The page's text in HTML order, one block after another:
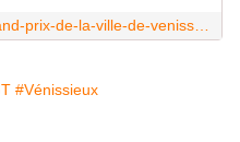
#Vénissieux